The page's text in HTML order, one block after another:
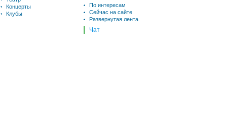
Концерты
Клубы
По интересам
Сейчас на сайте
Развернутая лента
Чат